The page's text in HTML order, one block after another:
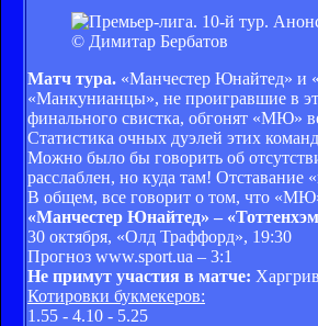
© Димитар Бербатов
Матч тура. «Манчестер Юнайтед» и
«Манкунианцы», не проигравшие в
финального свистка, обгонят «МЮ»
Статистика очных дуэлей этих
Можно было бы говорить об
расслаблен, но куда там! Отставание
В общем, все говорит о том, что
«Манчестер Юнайтед» –
30 октября, «Олд Траффорд», 19:30
Прогноз www.sport.ua – 3:1
Не примут участия в матче:
Котировки букмекеров:
1.55 - 4.10 - 5.25